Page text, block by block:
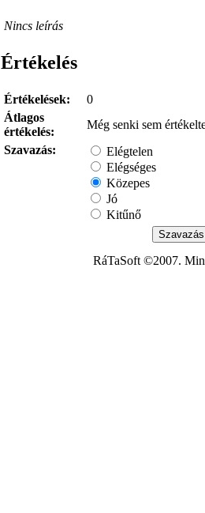
Nincs leírás
Értékelés
Értékelések:
0
Átlagos
értékelés:
Még senki sem
Szavazás:
Elégtelen
Elégséges
Közepes
Jó
Kitűnő
RáTaSoft ©2007.